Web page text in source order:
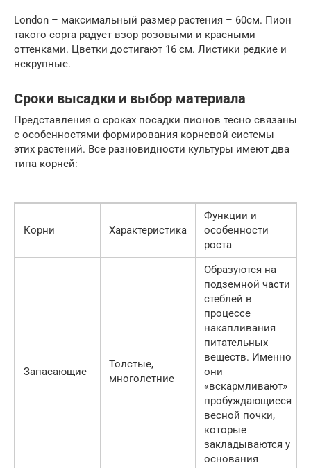
London – максимальный размер растения – 60см. Пион
такого сорта радует взор розовыми и красными
оттенками. Цветки достигают 16 см. Листики редкие и
некрупные.
Сроки высадки и выбор материала
Представления о сроках посадки пионов тесно связаны
с особенностями формирования корневой системы
этих растений. Все разновидности культуры имеют два
типа корней:
Корни Характеристика
Функции и
особенности
роста
Запасающие
Толстые,
многолетние
Образуются на
подземной части
стеблей в
процессе
накапливания
питательных
веществ. Именно
они
«вскармливают»
пробуждающиеся
весной почки,
которые
закладываются у
основания